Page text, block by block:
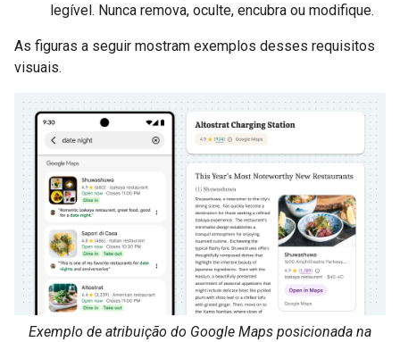
legível. Nunca remova, oculte, encubra ou modifique.
As figuras a seguir mostram exemplos desses requisitos
visuais.
Exemplo de atribuição do Google Maps posicionada na